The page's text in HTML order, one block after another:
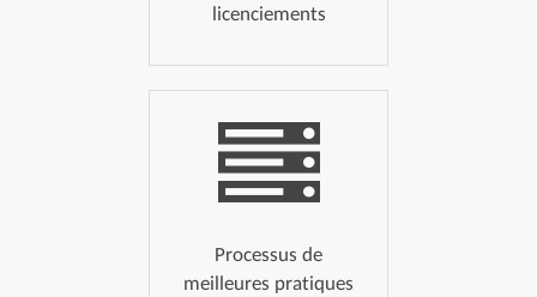
licenciements
Processus de
meilleures pratiques